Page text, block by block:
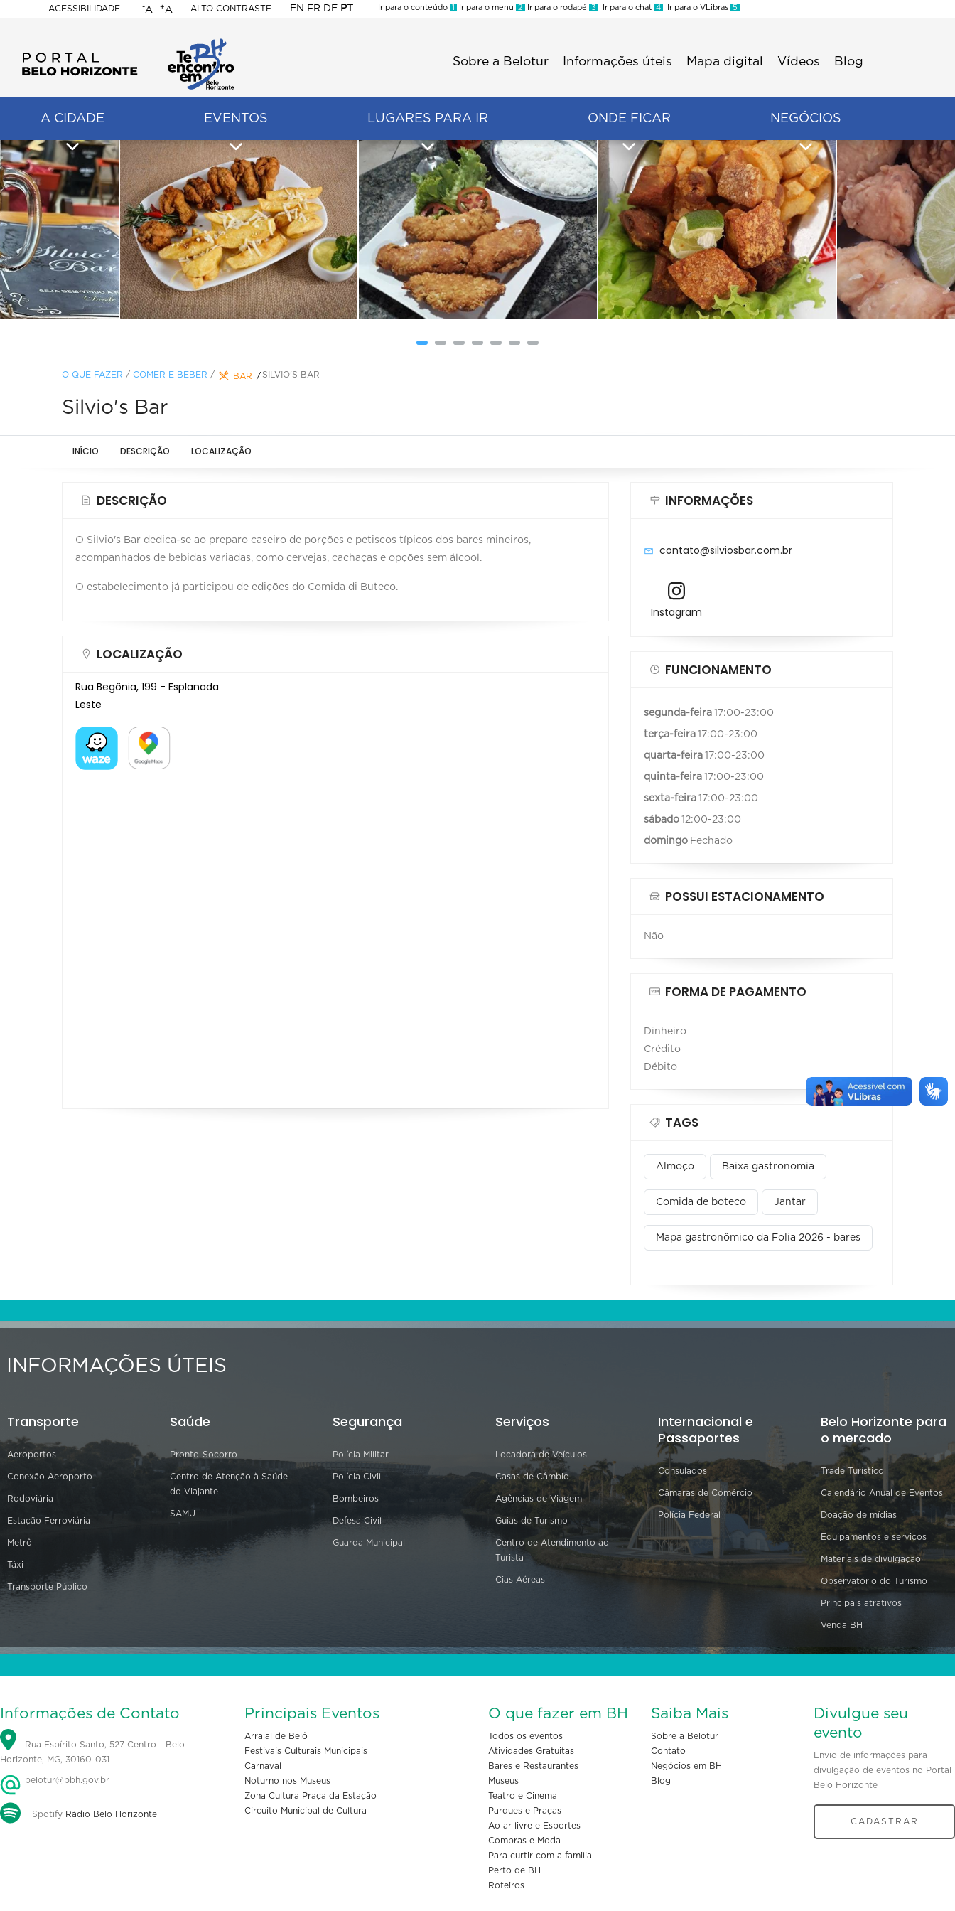
ACESSIBILIDADE
BELO
HORIZONTE
-A +A ALTO CONTRASTE EN FR DE PT
Ir para o conteúdo 1 Ir para o menu 2 Ir para o rodapé 3 Ir para o chat 4 Ir para o VLibras 5
Sobre a Belotur Informações úteis Mapa digital Vídeos Blog
A CIDADE EVENTOS LUGARES PARA IR ONDE FICAR NEGÓCIOS
O QUE FAZER / COMER E BEBER / BAR SILVIO'S BAR
Silvio's Bar
INÍCIO DESCRIÇÃO LOCALIZAÇÃO
DESCRIÇÃO
O Silvio's Bar dedica-se ao preparo caseiro de porções e petiscos típicos dos bares mineiros,
acompanhados de bebidas variadas, como cervejas, cachaças e opções sem álcool.
O estabelecimento já participou de edições do Comida di Buteco.
LOCALIZAÇÃO
Rua Begônia, 199 - Esplanada
Leste
INFORMAÇÕES
contato@silviosbar.com.br
Instagram
FUNCIONAMENTO
segunda-feira 17:00-23:00
terça-feira 17:00-23:00
quarta-feira 17:00-23:00
quinta-feira 17:00-23:00
sexta-feira 17:00-23:00
sábado 12:00-23:00
domingo Fechado
POSSUI ESTACIONAMENTO
Não
FORMA DE PAGAMENTO
Dinheiro
Crédito
Débito
TAGS
Almoço Baixa gastronomia
Comida de boteco Jantar
Mapa gastronômico da Folia 2026 - bares
INFORMAÇÕES ÚTEIS
Transporte
Aeroportos
Conexão Aeroporto
Rodoviária
Estação Ferroviária
Metrô
Táxi
Transporte Público
Saúde
Pronto-Socorro
Centro de Atenção à Saúde
do Viajante
SAMU
Segurança
Polícia Militar
Polícia Civil
Bombeiros
Defesa Civil
Guarda Municipal
Serviços
Locadora de Veículos
Casas de Câmbio
Agências de Viagem
Guias de Turismo
Centro de Atendimento ao
Turista
Cias Aéreas
Internacional e
Passaportes
Consulados
Câmaras de Comércio
Polícia Federal
Belo Horizonte para
o mercado
Trade Turístico
Calendário Anual de Eventos
Doação de mídias
Equipamentos e serviços
Materiais de divulgação
Observatório do Turismo
Principais atrativos
Venda BH
Informações de Contato
Rua Espírito Santo, 527 Centro - Belo
Horizonte, MG, 30160-031
belotur@pbh.gov.br
Spotify Rádio Belo Horizonte
Principais Eventos
Arraial de Belô
Festivais Culturais Municipais
Carnaval
Noturno nos Museus
Zona Cultura Praça da Estação
Circuito Municipal de Cultura
O que fazer em BH
Todos os eventos
Atividades Gratuitas
Bares e Restaurantes
Museus
Teatro e Cinema
Parques e Praças
Ao ar livre e Esportes
Compras e Moda
Para curtir com a familia
Perto de BH
Roteiros
Saiba Mais
Sobre a Belotur
Contato
Negócios em BH
Blog
Divulgue seu
evento
Envio de informações para
divulgação de eventos no Portal
Belo Horizonte
CADASTRAR